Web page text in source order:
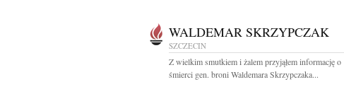
WALDEMAR SKRZYPCZAK
SZCZECIN
Z wielkim smutkiem i żalem przyjąłem informację o
śmierci gen. broni Waldemara Skrzypczaka...